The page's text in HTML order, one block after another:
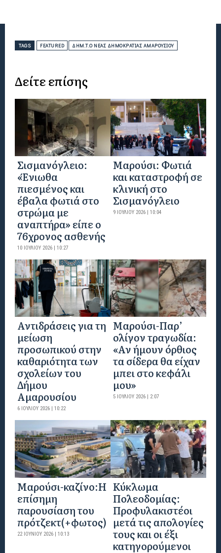
TAGS FEATURED ΔΗΜ.Τ.Ο ΝΈΑΣ ΔΗΜΟΚΡΑΤΊΑΣ ΑΜΑΡΟΥΣΊΟΥ
Δείτε επίσης
Σισμανόγλειο:
«Ένιωθα
πιεσμένος και
έβαλα φωτιά στο
στρώμα με
αναπτήρα» είπε ο
76χρονος ασθενής
10 ΙΟΥΛΊΟΥ 2026 | 10:27
Μαρούσι: Φωτιά
και καταστροφή σε
κλινική στο
Σισμανόγλειο
9 ΙΟΥΛΊΟΥ 2026 | 10:04
Αντιδράσεις για τη
μείωση
προσωπικού στην
καθαριότητα των
σχολείων του
Δήμου
Αμαρουσίου
6 ΙΟΥΛΊΟΥ 2026 | 10:22
Μαρούσι-Παρ’
ολίγον τραγωδία:
«Αν ήμουν όρθιος
τα σίδερα θα είχαν
μπει στο κεφάλι
μου»
5 ΙΟΥΛΊΟΥ 2026 | 2:07
Mαρούσι-καζίνο:H
επίσημη
παρουσίαση του
πρότζεκτ(+φωτος)
22 ΙΟΥΝΊΟΥ 2026 | 10:13
Κύκλωμα
Πολεοδομίας:
Προφυλακιστέοι
μετά τις απολογίες
τους και οι έξι
κατηγορούμενοι